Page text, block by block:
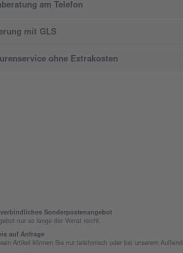
am Telefon
mit GLS
ohne Extrakosten
Sonderpostenangebot
nur so lange der Vorrat reicht.
auf Anfrage
Artikel können Sie nur telefonisch oder bei unserem